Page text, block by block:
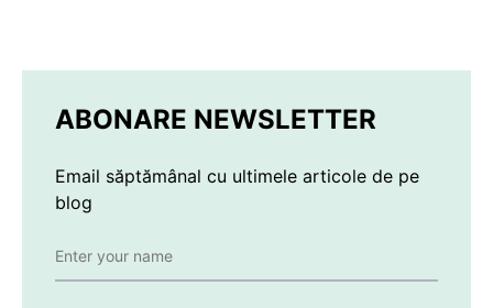
ABONARE NEWSLETTER
Email săptămânal cu ultimele articole de pe
blog